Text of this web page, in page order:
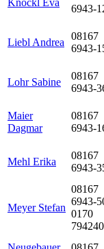
Knöckl Eva
6943-
Liebl Andrea
08167
6943-
Lohr Sabine
08167
6943-
Maier
Dagmar
08167
6943-
Mehl Erika
08167
6943-
Meyer Stefan
08167
6943-
0170